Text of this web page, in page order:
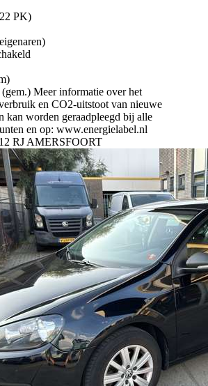
PK)
Meer informatie over het
en CO2-uitstoot van nieuwe
kan worden geraadpleegd bij alle
en op: www.energielabel.nl
RJ AMERSFOORT